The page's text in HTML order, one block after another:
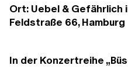
Ort: Uebel & Gefährlich
Feldstraße 66, Hamburg
In der Konzertreihe